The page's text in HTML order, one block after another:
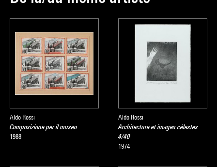
Aldo Rossi
Composizione per il museo
1988
Aldo Rossi
Architecture et images célestes
4/40
1974